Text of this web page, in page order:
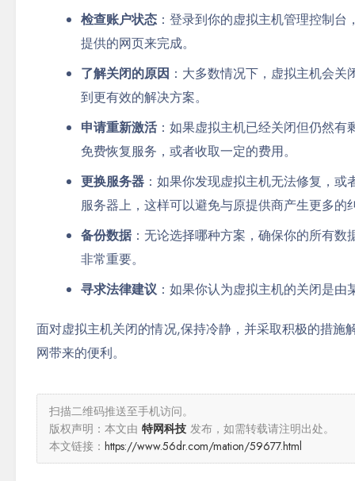
检查账户状态 ：登录到你的虚拟主机管理控制
提供的网页来完成。
了解关闭的原因 ：大多数情况下，虚拟主机会
到更有效的解决方案。
申请重新激活：如果虚拟主机已经关闭但仍然有
免费恢复服务，或者收取一定的费用。
更换服务器 ：如果你发现虚拟主机无法修复，
服务器上，这样可以避免与原提供商产生更多的
备份数据：无论选择哪种方案，确保你的所有
非常重要。
寻求法律建议：如果你认为虚拟主机的关闭是由
面对虚拟主机关闭的情况,保持冷静，并采取积极的措
网带来的便利。
扫描二维码推送至手机访问。
版权声明：本文由 特网科技 发布，如需转载请注明出处。
本文链接： https://www.56dr.com/mation/59677.html